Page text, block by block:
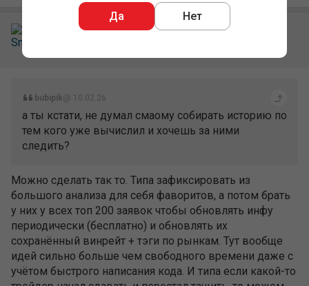
Да
Нет
SnowBeaver
bubipik@ 10.02.26
а ты кстати, не думал смаому собирать историю по
тем кого уже вычислил и хочешь за ними
следить?
Можно сделать так то. Типа зафиксировать из
большого анализа для себя фаворитов, а потом брать
у них у всех топ 200 заявок чтобы обновлять инфу
периодически (бесплатно) и обновлять их
сохранённый винрейт + тэги по рынкам. Тут вообще
идей сильно больше чем свободного времени даже с
учётом быстрого написания кода. И типа если какой-то